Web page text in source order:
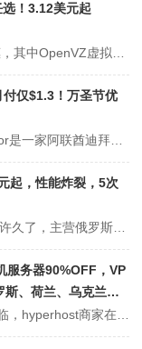
！3.12美元起
仅$1.3！万圣节优
起，性能炸裂，5次
服务器90%OFF，VP
斯、荷兰、乌克兰等